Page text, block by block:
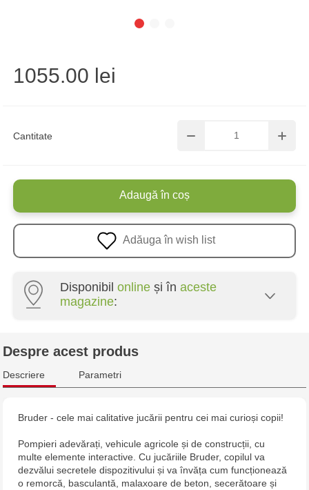
Cantitate
1055.00 lei
Adaugă în coș
Adăuga în wish list
Disponibil online și în aceste
magazine:
Multistore Centru - bd. Cantemir, 6
Jucărenia Bălți - str. Alexandru Cel Bun, 5
Despre acest produs
Descriere Parametri
Bruder - cele mai calitative jucării pentru cei mai curioși copii!
Pompieri adevărați, vehicule agricole și de construcții, cu
multe elemente interactive. Cu jucăriile Bruder, copilul va
dezvălui secretele dispozitivului și va învăța cum funcționează
o remorcă, basculantă, malaxoare de beton, secerătoare și